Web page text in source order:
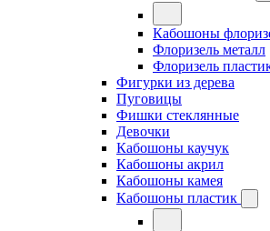
Кабошоны
Флоризель металл
Флоризель
Фигурки из дерева
Пуговицы
Фишки стеклянные
Девочки
Кабошоны каучук
Кабошоны акрил
Кабошоны камея
Кабошоны пластик